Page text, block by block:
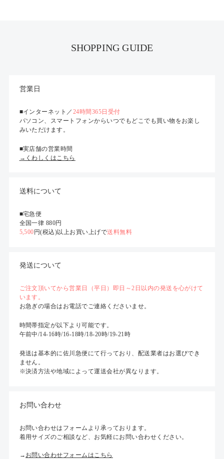
SHOPPING GUIDE
営業日
■インターネット／ 24時間365日受付
パソコン、スマートフォンからいつでもどこでも買い物をお楽し
みいただけます。
■実店舗の営業時間
→くわしくはこちら
送料について
■宅急便
全国一律 880円
5,500 円(税込)以上お買い上げで送料無料
発送について
ご注文頂いてから営業日（平日）即日～2日以内の発送を心がけて
います。
お急ぎの場合はお電話でご連絡くださいませ。
時間帯指定が以下より可能です。
午前中/14-16時/16-18時/18-20時/19-21時
発送は基本的に佐川急便にて行っており、配送業者はお選びでき
ません。
※決済方法や地域によって運送会社が異なります。
お問い合わせ
お問い合わせはフォームより承っております。
着用サイズのご相談など、お気軽にお問い合わせください。
→ お問い合わせフォームはこちら